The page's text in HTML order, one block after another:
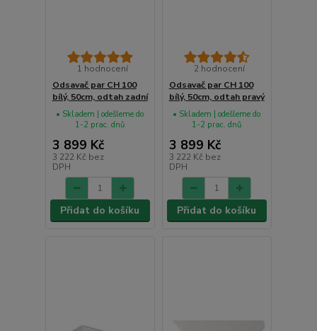
1 hodnocení
Odsavač par CH 100
bílý, 50cm, odtah zadní
3 899 Kč
3 222 Kč bez
DPH
• Skladem | odešleme do
1-2 prac. dnů
Přidat do košíku
2 hodnocení
Odsavač par CH 100
bílý, 50cm, odtah pravý
3 899 Kč
3 222 Kč bez
DPH
• Skladem | odešleme do
1-2 prac. dnů
Přidat do košíku